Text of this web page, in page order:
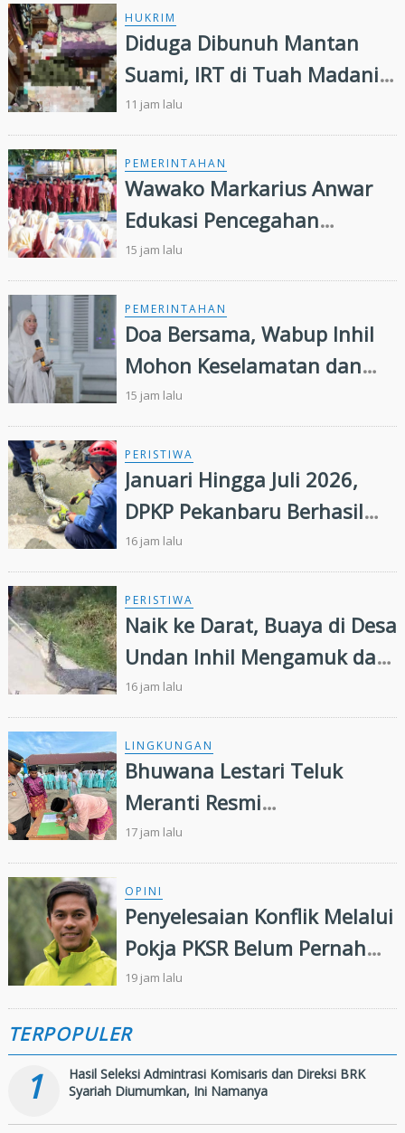
HUKRIM
Diduga Dibunuh Mantan
Suami, IRT di Tuah Madani
Tewas Bersimbah Darah
dalam Kamar
11 jam lalu
PEMERINTAHAN
Wawako Markarius Anwar
Edukasi Pencegahan
HIV/AIDS di Kalangan Pelajar
15 jam lalu
PEMERINTAHAN
Doa Bersama, Wabup Inhil
Mohon Keselamatan dan
Keberkahan Daerah
15 jam lalu
PERISTIWA
Januari Hingga Juli 2026,
DPKP Pekanbaru Berhasil
Evakuasi 72 Ekor Ular di
Permukiman Warga
16 jam lalu
PERISTIWA
Naik ke Darat, Buaya di Desa
Undan Inhil Mengamuk dan
Kejar Warga
16 jam lalu
LINGKUNGAN
Bhuwana Lestari Teluk
Meranti Resmi
Dikukuhkan,Wujudkan
Generasi Muda Peduli
Lingkungan
17 jam lalu
OPINI
Penyelesaian Konflik Melalui
Pokja PKSR Belum Pernah
Terwujud: Menguji
Keseriusan APP Group
Menjalankan Remedy
Framework FSC
19 jam lalu
TERPOPULER
1
Hasil Seleksi Admintrasi Komisaris dan Direksi BRK
Syariah Diumumkan, Ini Namanya